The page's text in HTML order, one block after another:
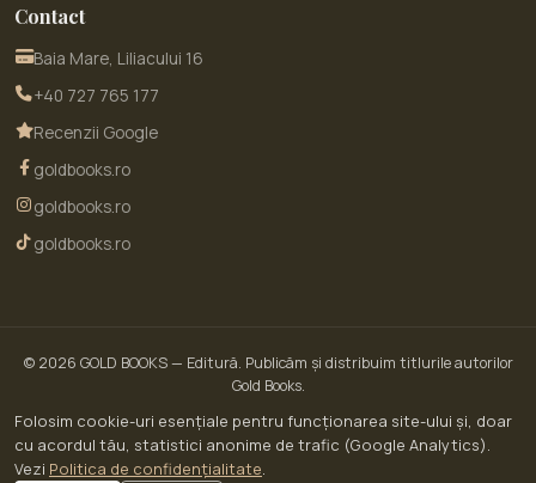
Contact
Baia Mare, Liliacului 16
+40 727 765 177
Recenzii Google
goldbooks.ro
goldbooks.ro
goldbooks.ro
© 2026 GOLD BOOKS— Editură. Publicăm și distribuim titlurile autorilor
Gold Books.
© 2026 GoldBooks · un serviciu WOW SITE EXPERT SRL · CUI RO30450643 · Str.
Liliacului nr. 16, Baia Mare, jud. Maramureș
ANPC — Soluționarea Alternativă a Litigiilor (SAL)
Folosim cookie-uri esențiale pentru funcționarea site-ului și, doar
cu acordul tău, statistici anonime de trafic (Google Analytics).
Vezi Politica de confidențialitate.